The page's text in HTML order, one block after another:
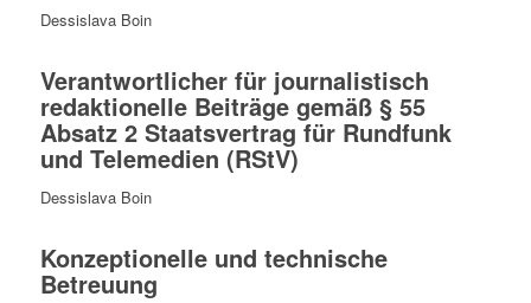
Dessislava Boin
Verantwortlicher für journalistisch
redaktionelle Beiträge gemäß § 55
Absatz 2 Staatsvertrag für Rundfunk
und Telemedien (RStV)
Dessislava Boin
Konzeptionelle und technische
Betreuung